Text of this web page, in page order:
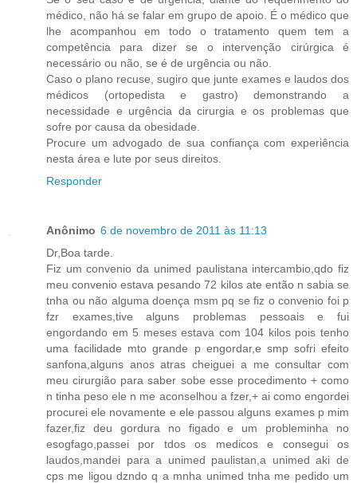
médico, não há se falar em grupo de apoio. É o médico que
lhe acompanhou em todo o tratamento quem tem a
competência para dizer se o intervenção cirúrgica é
necessário ou não, se é de urgência ou não.
Caso o plano recuse, sugiro que junte exames e laudos dos
médicos (ortopedista e gastro) demonstrando a
necessidade e urgência da cirurgia e os problemas que
sofre por causa da obesidade.
Procure um advogado de sua confiança com experiência
nesta área e lute por seus direitos.
Responder
Anônimo 6 de novembro de 2011 às 11:13
Dr,Boa tarde.
Fiz um convenio da unimed paulistana intercambio,qdo fiz
meu convenio estava pesando 72 kilos ate então n sabia se
tnha ou não alguma doença msm pq se fiz o convenio foi p
fzr exames,tive alguns problemas pessoais e fui
engordando em 5 meses estava com 104 kilos pois tenho
uma facilidade mto grande p engordar,e smp sofri efeito
sanfona,alguns anos atras cheiguei a me consultar com
meu cirurgião para saber sobe esse procedimento + como
n tinha peso ele n me aconselhou a fzer,+ ai como engordei
procurei ele novamente e ele passou alguns exames p mim
fazer,fiz deu gordura no figado e um probleminha no
esogfago,passei por tdos os medicos e consegui os
laudos,mandei para a unimed paulistan,a unimed aki de
cps me ligou dzndo q a mnha unimed tnha me pedido um